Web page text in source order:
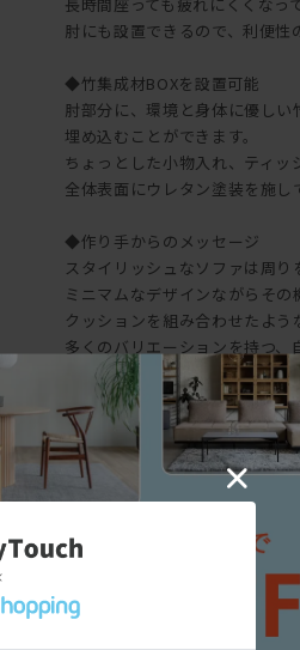
肘にも設置できるので、利便性
◆竹集成材BOXを設置可能
肘部分に、環境と身体に優しい
埋め込むことができます。
ちょっとした小物入れ、ティッ
全体表面にウレタン塗装を施し
◆作り手からのメッセージ
スタイリッシュなソファは周り
ミニマムなデザインながらその
クッションを組み合わせたよう
多くのバリエーションを持つ、
無駄のない美しいフォルムは
また竹の集成材のボックスが
生活感を控えめに部屋をすっき
スペック